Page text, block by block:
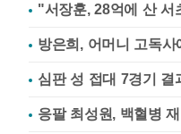
"서장훈, 28억에 산 서
방은희, 어머니 고독
심판 성 접대 7경기
응팔 최성원, 백혈병